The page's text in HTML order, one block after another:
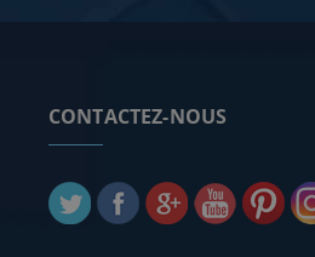
CONTACTEZ-NOUS